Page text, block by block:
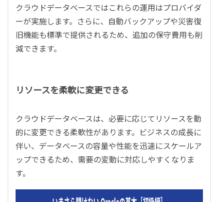
クラウドデータベースではこれらの運用はプロバイダ
ーが実施します。さらに、自動バックアップや災害復
旧機能も標準で提供されるため、追加の保守費用も削
減できます。
リソースを柔軟に変更できる
クラウドデータベースは、必要に応じてリソースを動
的に変更できる柔軟性があります。ビジネスの成長に
伴い、データベースの容量や性能を迅速にスケールア
ップできるため、需要の変動に対応しやすくなりま
す。